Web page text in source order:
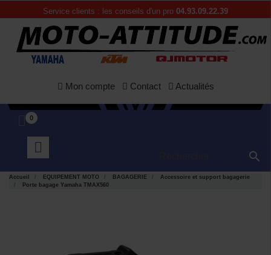
Service clients : les conseils d'un pro 04.93.09.22.39
Mon compte Contact Actualités
0

Accueil EQUIPEMENT MOTO BAGAGERIE
Accessoire et support bagagerie
Porte bagage Yamaha TMAX560